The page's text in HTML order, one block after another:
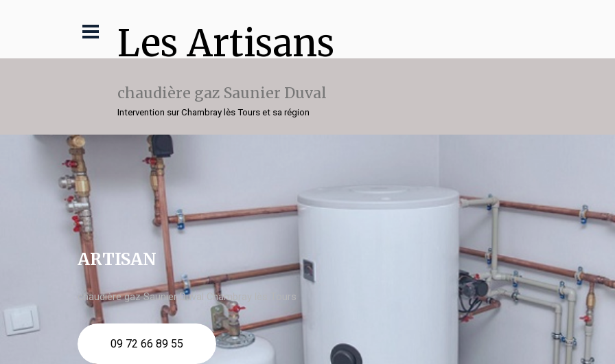
Les Artisans
chaudière gaz Saunier Duval
Intervention sur Chambray lès Tours et sa région
ARTISAN
chaudière gaz Saunier Duval Chambray lès Tours
09 72 66 89 55